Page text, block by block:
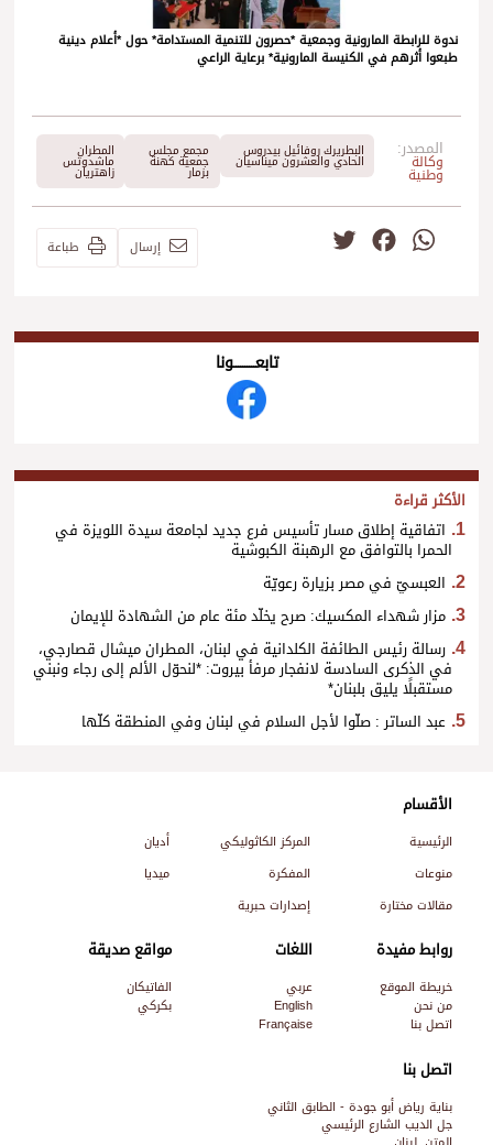
ندوة للرابطة المارونية وجمعية *حصرون للتنمية المستدامة* حول *أعلام دينية
طبعوا أثرهم في الكنيسة المارونية* برعاية الراعي
المصدر:
وكالة
وطنية
البطريرك روفائيل بيدروس
الحادي والعشرون ميناسيان
مجمع مجلس
جمعية كهنة
بزمار
المطران
ماشدوتس
زاهتريان
WhatsApp
Facebook إرسال طباعة
تابعــــــــــونا
الأكثر قراءة
اتفاقية إطلاق مسار تأسيس فرع جديد لجامعة سيدة اللويزة في
الحمرا بالتوافق مع الرهبنة الكبوشية
العبسيّ في مصر بزيارة رعويّة
مزار شهداء المكسيك: صرح يخلّد مئة عام من الشهادة للإيمان
رسالة رئيس الطائفة الكلدانية في لبنان، المطران ميشال قصارجي،
في الذكرى السادسة لانفجار مرفأ بيروت: *لنحوّل الألم إلى رجاء ونبني
مستقبلًا يليق بلبنان*
عبد الساتر : صلّوا لأجل السلام في لبنان وفي المنطقة كلّها
اتصل بنا
بناية رياض أبو جودة - الطابق الثاني
جل الديب الشارع الرئيسي
الأقسام
الرئيسية المركز الكاثوليكي
أديان
منوعات
المفكرة
ميديا
مقالات مختارة
إصدارات حبرية
روابط مفيدة
خريطة الموقع
من نحن
اتصل بنا
اللغات
عربي
English
Française
مواقع صديقة
الفاتيكان
بكركي